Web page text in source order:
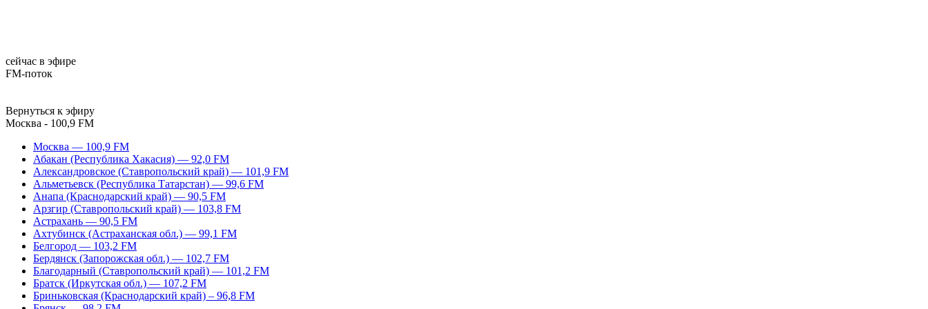
сейчас в эфире
FM-поток
Вернуться к эфиру
Москва - 100,9 FM
Москва — 100,9 FM
Абакан (Республика Хакасия) — 92,0 FM
Александровское (Ставропольский край) — 101,9 FM
Альметьевск (Республика Татарстан) — 99,6 FM
Анапа (Краснодарский край) — 90,5 FM
Арзгир (Ставропольский край) — 103,8 FM
Астрахань — 90,5 FM
Ахтубинск (Астраханская обл.) — 99,1 FM
Белгород — 103,2 FM
Бердянск (Запорожская обл.) — 102,7 FM
Благодарный (Ставропольский край) — 101,2 FM
Братск (Иркутская обл.) — 107,2 FM
Бриньковская (Краснодарский край) – 96,8 FM